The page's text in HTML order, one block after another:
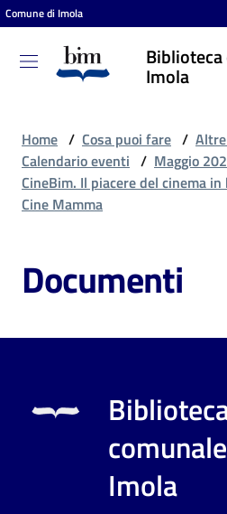
Vai al contenuto
Vai alla navigazione
Vai al footer
Comune di Imola
Imola
Biblioteca
comunale
Entra
Cosa
puoi
Home / Cosa puoi fare /
Calendario eventi / Maggio
CineBim. Il piacere del cinema
Cine Mamma
Documenti
Imola